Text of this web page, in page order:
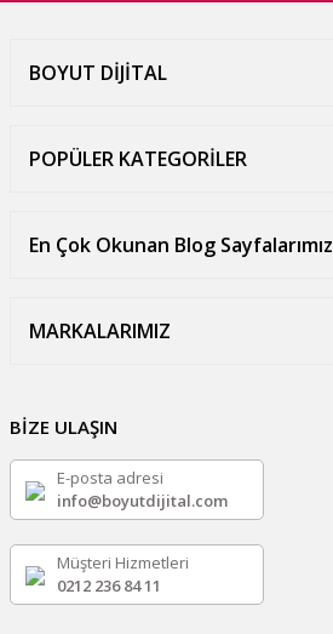
BOYUT DİJİTAL
POPÜLER KATEGORİLER
En Çok Okunan Blog Sayfalarımız
MARKALARIMIZ
BİZE ULAŞIN
E-posta adresi
info@boyutdijital.com
Müşteri Hizmetleri
0212 236 84 11